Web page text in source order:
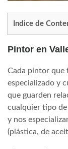
Indice de
Pintor en
Cada pintor que
especializado y
que guarden
cualquier tipo
y nos
(plástica, de